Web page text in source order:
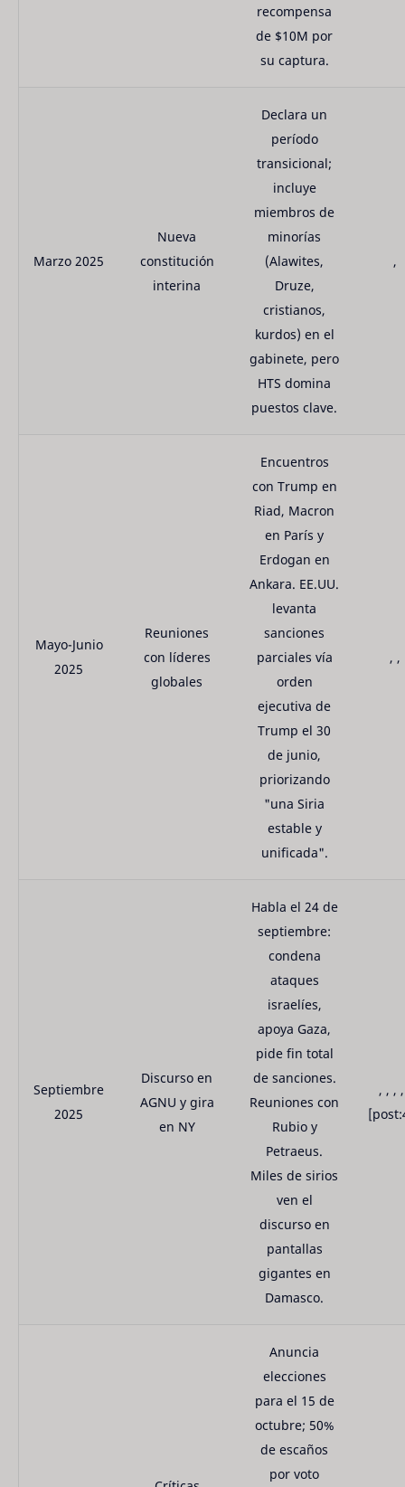
recompensa
de $10M por
su captura.
Marzo 2025
Nueva
constitución
interina
Declara un
período
transicional;
incluye
miembros de
minorías
(Alawites,
Druze,
cristianos,
kurdos) en el
gabinete, pero
HTS domina
puestos clave.
,
Mayo-Junio
2025
Reuniones
con líderes
globales
Encuentros
con Trump en
Riad, Macron
en París y
Erdogan en
Ankara. EE.UU.
levanta
sanciones
parciales vía
orden
ejecutiva de
Trump el 30
de junio,
priorizando
"una Siria
estable y
unificada".
, ,
Septiembre
2025
Discurso en
AGNU y gira
en NY
Habla el 24 de
septiembre:
condena
ataques
israelíes,
apoya Gaza,
pide fin total
de sanciones.
Reuniones con
Rubio y
Petraeus.
Miles de sirios
ven el
discurso en
pantallas
gigantes en
Damasco.
, , ,
Anuncia
elecciones
para el 15 de
octubre; 50%
de escaños
por voto